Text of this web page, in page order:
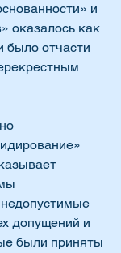
и
оказалось как
было отчасти
недопустимые
допущений и
были приняты